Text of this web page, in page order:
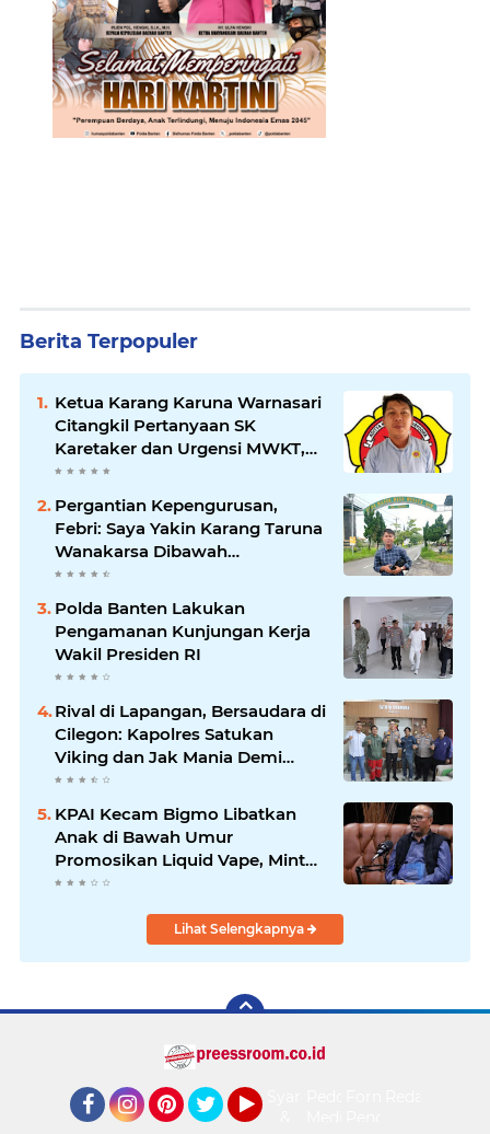
Berita Terpopuler
Ketua Karang Karuna Warnasari
Citangkil Pertanyaan SK
Karetaker dan Urgensi MWKT,
Saat Suasana Berduka
Pergantian Kepengurusan,
Febri: Saya Yakin Karang Taruna
Wanakarsa Dibawah
Kepemimpinan Bung Entus
Jauh Membawa Manfaat
Polda Banten Lakukan
Pengamanan Kunjungan Kerja
Wakil Presiden RI
Rival di Lapangan, Bersaudara di
Cilegon: Kapolres Satukan
Viking dan Jak Mania Demi
Nobar Damai Piala Presiden
KPAI Kecam Bigmo Libatkan
Anak di Bawah Umur
Promosikan Liquid Vape, Minta
Aparat Bertindak Tegas
Lihat Selengkapnya